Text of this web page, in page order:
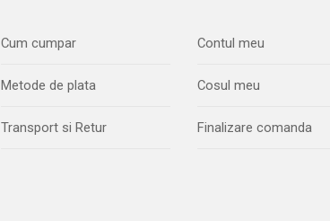
Cum cumpar
Metode de plata
Transport si Retur
Contul meu
Cosul meu
Finalizare comanda